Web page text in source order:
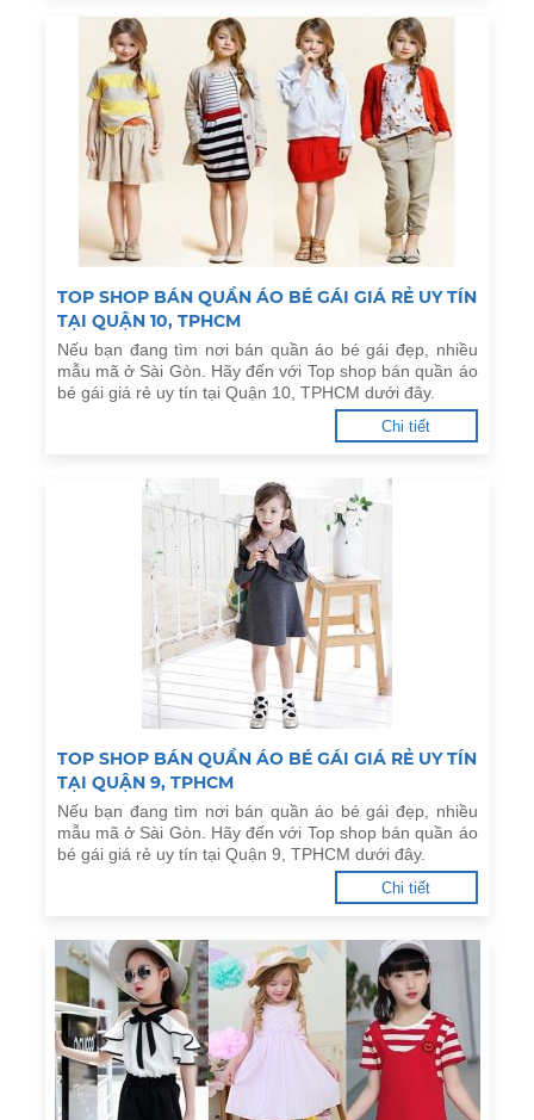
TOP SHOP BÁN QUẦN ÁO BÉ GÁI GIÁ RẺ UY TÍN
TẠI QUẬN 10, TPHCM
Nếu bạn đang tìm nơi bán quần áo bé gái đẹp, nhiều
mẫu mã ở Sài Gòn. Hãy đến với Top shop bán quần áo
bé gái giá rẻ uy tín tại Quận 10, TPHCM dưới đây.
Chi tiết
TOP SHOP BÁN QUẦN ÁO BÉ GÁI GIÁ RẺ UY TÍN
TẠI QUẬN 9, TPHCM
Nếu bạn đang tìm nơi bán quần áo bé gái đẹp, nhiều
mẫu mã ở Sài Gòn. Hãy đến với Top shop bán quần áo
bé gái giá rẻ uy tín tại Quận 9, TPHCM dưới đây.
Chi tiết